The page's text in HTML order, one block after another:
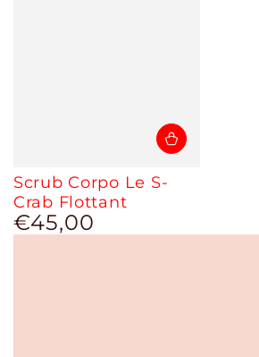
Scrub Corpo Le S-
Crab Flottant
Prezzo
regolare
€45,00